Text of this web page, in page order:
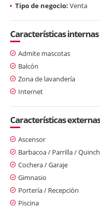
Tipo de negocio: Venta
Características internas
Admite mascotas
Balcón
Zona de lavandería
Internet
Características externas
Ascensor
Barbacoa / Parrilla /
Cochera / Garaje
Gimnasio
Portería / Recepción
Piscina